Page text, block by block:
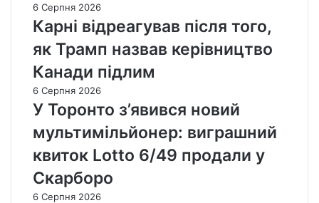
6 Серпня 2026
Карні відреагував після того,
як Трамп назвав керівництво
Канади підлим
6 Серпня 2026
У Торонто з’явився новий
мультимільйонер: виграшний
квиток Lotto 6/49 продали у
Скарборо
6 Серпня 2026